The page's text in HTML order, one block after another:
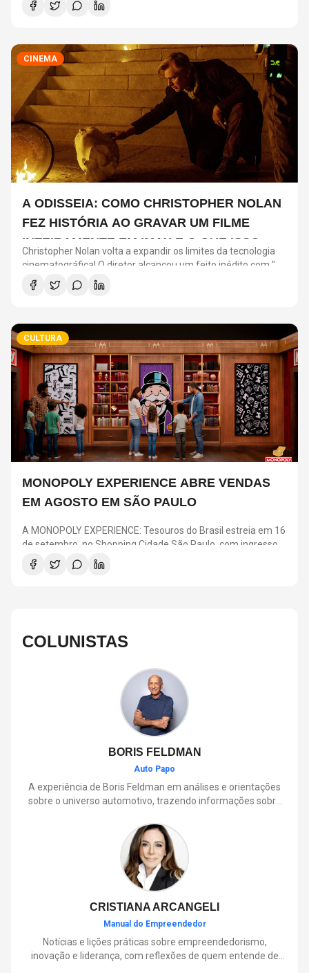
CINEMA
A ODISSEIA: COMO CHRISTOPHER NOLAN
FEZ HISTÓRIA AO GRAVAR UM FILME
INTEIRAMENTE EM IMAX E O QUE ISSO
SIGNIFICA
Christopher Nolan volta a expandir os limites da tecnologia
cinematográfica! O diretor alcançou um feito inédito com "A
Odisseia": o longa será o primeiro filme de ficção gravado
inteiramente com câmeras IMAX.
CULTURA
MONOPOLY EXPERIENCE ABRE VENDAS
EM AGOSTO EM SÃO PAULO
A MONOPOLY EXPERIENCE: Tesouros do Brasil estreia em 16
de setembro, no Shopping Cidade São Paulo, com ingressos
a partir de R$ 25. A pré-venda para clientes Nubank acontece
em 4 e 5 de agosto, enquanto a venda geral começa no dia 6.
COLUNISTAS
BORIS FELDMAN
Auto Papo
A experiência de Boris Feldman em análises e orientações
sobre o universo automotivo, trazendo informações sobre
que envolve o dia a dia dos motoristas.
CRISTIANA ARCANGELI
Manual do Empreendedor
Notícias e lições práticas sobre empreendedorismo,
inovação e liderança, com reflexões de quem entende de